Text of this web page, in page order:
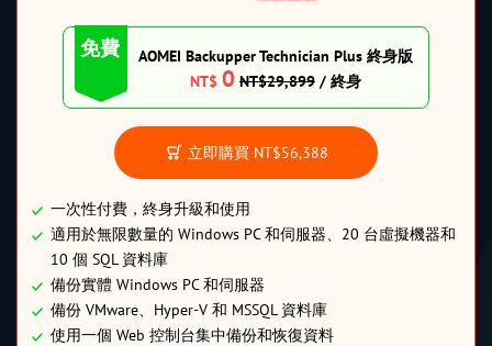
免費
AOMEI Backupper Technician Plus 終身版
NT$ 0 NT$29,899 / 終身
立即購買 NT$56,388
一次性付費，終身升級和使用
適用於無限數量的 Windows PC 和伺服器、20 台虛擬機器和
10 個 SQL 資料庫
備份實體 Windows PC 和伺服器
備份 VMware、Hyper-V 和 MSSQL 資料庫
使用一個 Web 控制台集中備份和恢復資料